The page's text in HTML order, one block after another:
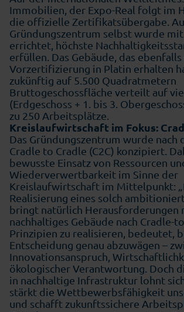
Immobilien, der Expo-Real folgt im
die offizielle Zertifikatsübergabe.
Gründungszentrum selbst wurde
errichtet, höchste
erfüllen. Das Gebäude, das ebenfalls
Vorzertifizierung in Platin erhalten
zukünftig auf 5.500 Quadratmetern
Bruttogeschossfläche verteilt auf
(Erdgeschoss + 1. bis 3.
zu 250 Arbeitsplätze.
Kreislaufwirtschaft im Fokus:
Das Gründungszentrum wurde nach
Cradle to Cradle (C2C) konzipiert.
bewusste Einsatz von Ressourcen
Wiederverwertbarkeit im Sinne der
Kreislaufwirtschaft im Mittelpunkt:
Realisierung eines solch
bringt natürlich Herausforderungen
nachhaltiges Gebäude nach Cradle-
Prinzipien zu realisieren, bedeutet,
Entscheidung genau abzuwägen –
Innovationsanspruch,
ökologischer Verantwortung. Doch
in nachhaltige Infrastruktur lohnt
stärkt die Wettbewerbsfähigkeit
und schafft zukunftssichere